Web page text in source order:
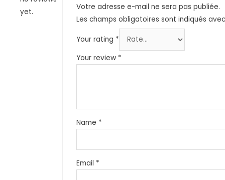
yet.
Votre adresse e-mail ne sera pas publiée.
Les champs obligatoires sont indiqués
Your rating *
Your review *
Name *
Email *